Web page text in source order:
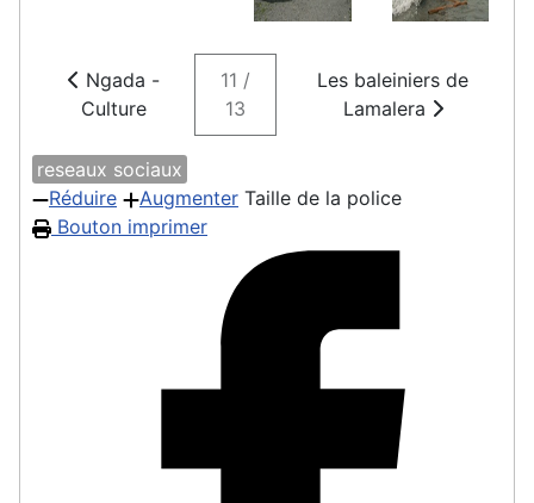
Ngada -
Culture
11 /
13
Les baleiniers de
Lamalera
reseaux sociaux
Réduire
Augmenter Taille de la police
Bouton imprimer